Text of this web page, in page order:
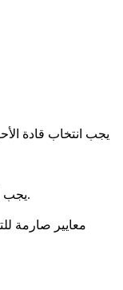
يجب أن يكون ما لا يقل عن 60-70% من المرشحين الحزبيين لمجلس النواب حاصلين على شهادة جامعية، وأن يكون الباقون حاصلين على شهادة الثانوية العامة على الأقل، دون استثناءات.
معايير صارمة